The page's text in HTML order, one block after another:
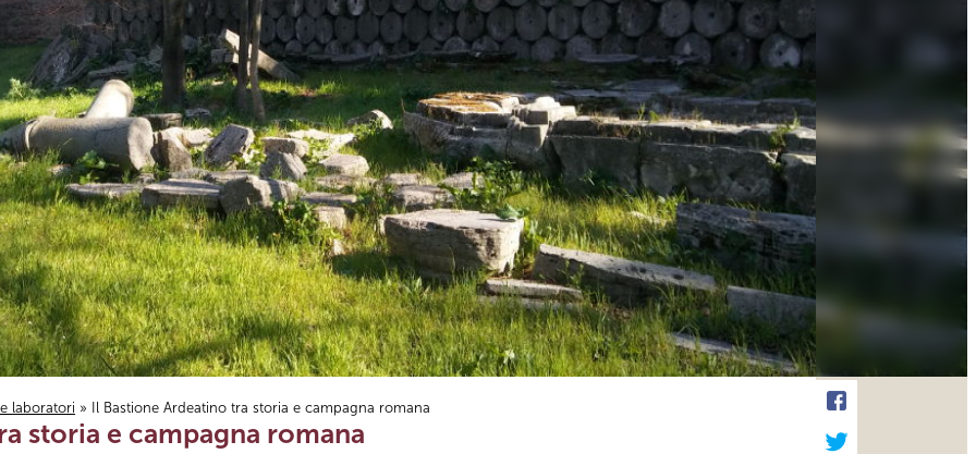
laboratori » Il Bastione Ardeatino tra storia e campagna romana
storia e campagna romana